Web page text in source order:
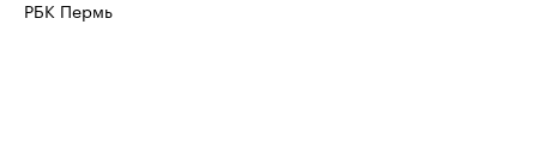
РБК Пермь